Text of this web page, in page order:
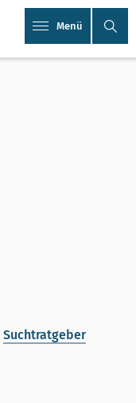
Menü
Suchtratgeber